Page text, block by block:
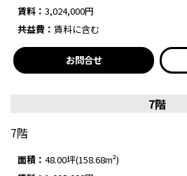
賃料： 3,024,000円
共益費： 賃料に含む
お問合せ
7階
7階
面積： 48.00坪(158.68m²)